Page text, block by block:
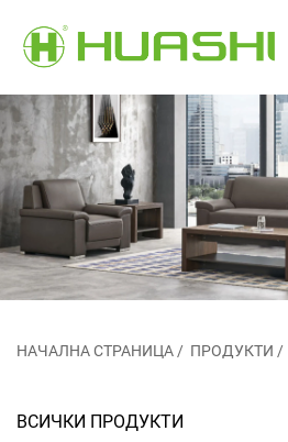
НАЧАЛНА СТРАНИЦА / ПРОДУКТИ /
ВСИЧКИ ПРОДУКТИ